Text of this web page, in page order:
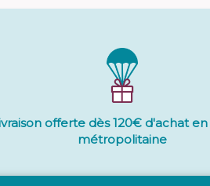
offerte dès 120€ d'achat
métropolitaine